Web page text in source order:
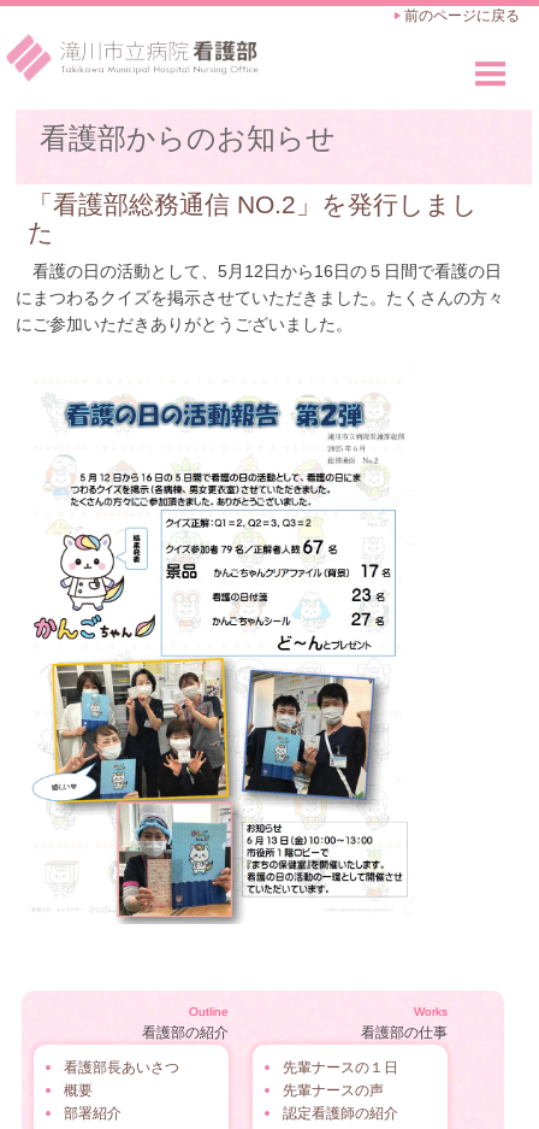
前のページに戻る
看護部のご紹介
Outline
看護師の仕事
Works
Career Advance
採用のご案内
看護部からのお知らせ
「看護部総務通信 NO.2」を発行しまし
た
看護の日の活動として、5月12日から16日の５日間で看護の日
にまつわるクイズを掲示させていただきました。たくさんの方々
にご参加いただきありがとうございました。
Outline
看護部の紹介
看護部長あいさつ
概要
部署紹介
Works
看護部の仕事
先輩ナースの１日
先輩ナースの声
認定看護師の紹介